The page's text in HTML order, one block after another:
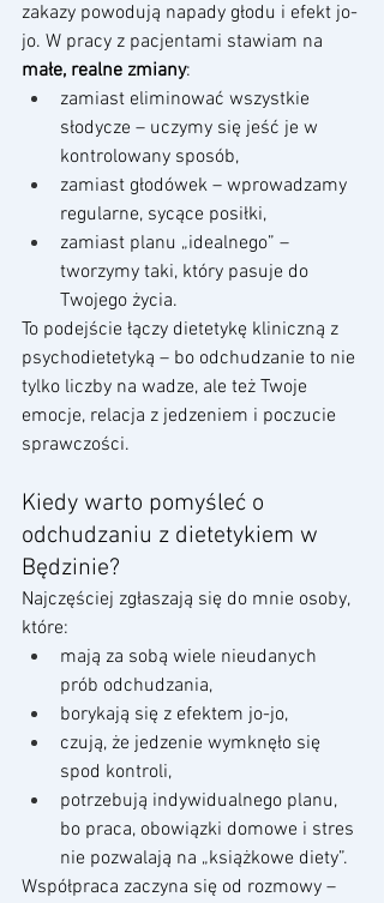
zakazy powodują napady głodu i efekt jo-
jo. W pracy z pacjentami stawiam na
małe, realne zmiany:
zamiast eliminować wszystkie
słodycze – uczymy się jeść je w
kontrolowany sposób,
zamiast głodówek – wprowadzamy
regularne, sycące posiłki,
zamiast planu „idealnego” –
tworzymy taki, który pasuje do
Twojego życia.
To podejście łączy dietetykę kliniczną z
psychodietetyką – bo odchudzanie to nie
tylko liczby na wadze, ale też Twoje
emocje, relacja z jedzeniem i poczucie
sprawczości.
Kiedy warto pomyśleć o
odchudzaniu z dietetykiem w
Będzinie?
Najczęściej zgłaszają się do mnie osoby,
które:
mają za sobą wiele nieudanych
prób odchudzania,
borykają się z efektem jo-jo,
czują, że jedzenie wymknęło się
spod kontroli,
potrzebują indywidualnego planu,
bo praca, obowiązki domowe i stres
nie pozwalają na „książkowe diety”.
Współpraca zaczyna się od rozmowy –